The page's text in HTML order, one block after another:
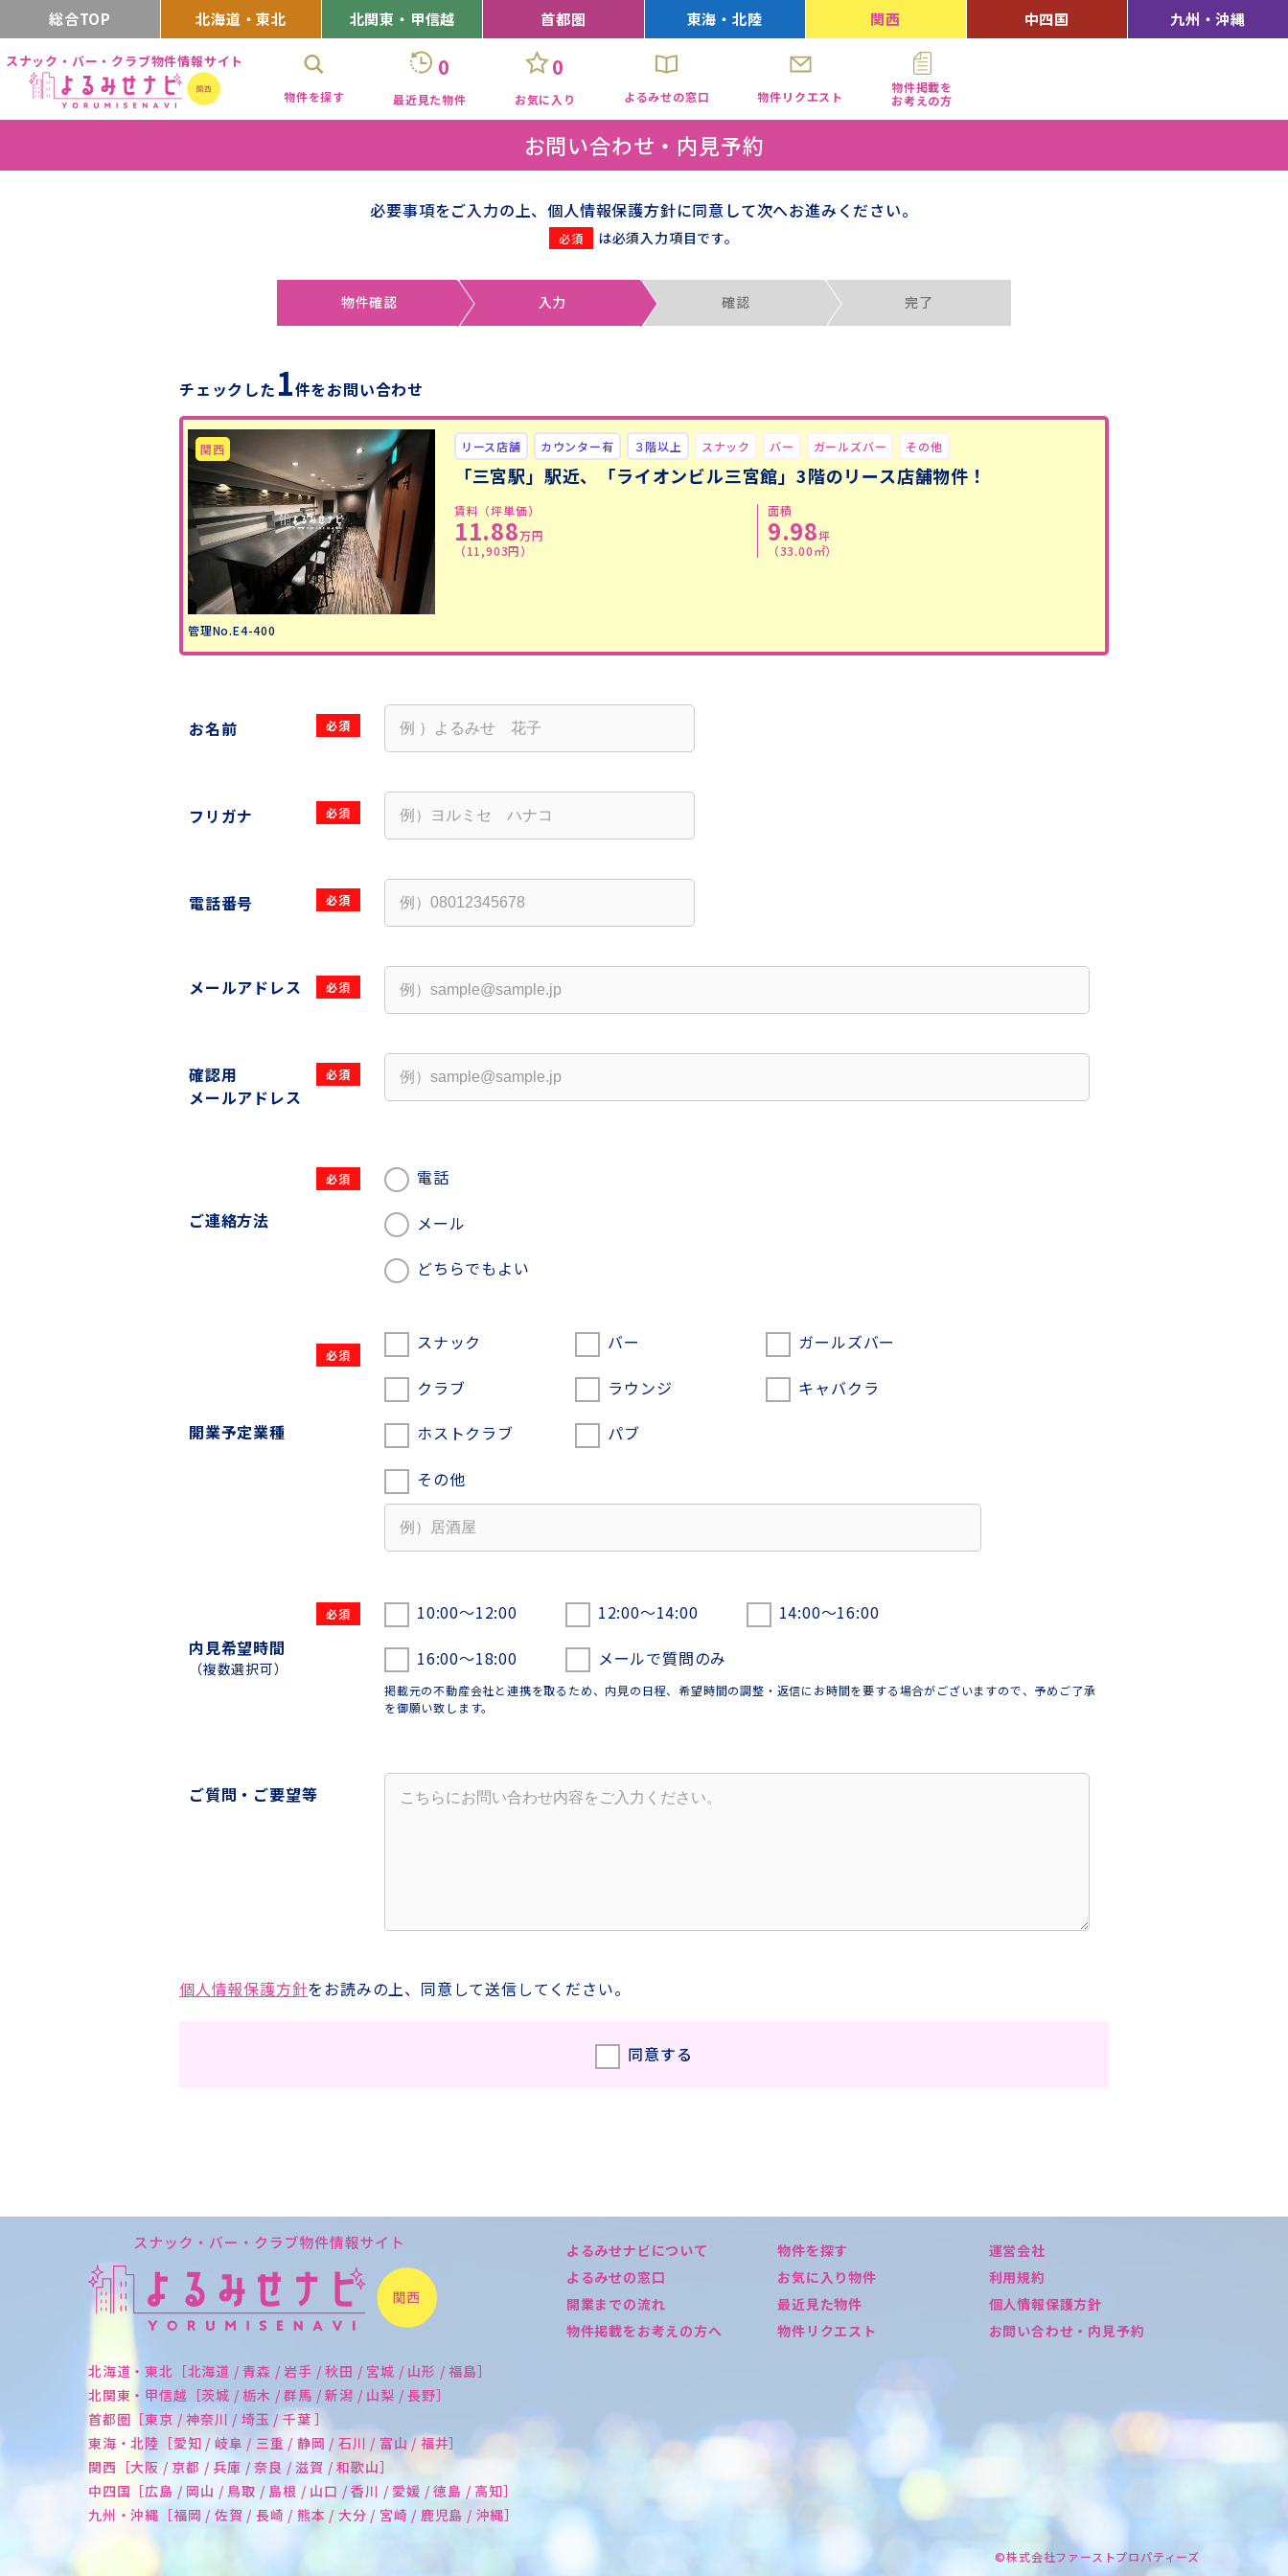
総合TOP 北海道・東北 北関東・甲信越 首都圏 東海・北陸 関西 中四国 九州・沖縄
スナック・バー・クラブ物件情報サイト
物件を探す
0
最近見た物件
0
お気に入り よるみせの窓口 物件リクエスト
物件掲載を
お考えの方
お問い合わせ・内見予約
必要事項をご入力の上、個人情報保護方針に同意して次へお進みください。
は必須入力項目です。
物件確認 入力 確認 完了
チェックした 1件をお問い合わせ
管理No.E4-400
リース店舗 カウンター有 ３階以上 スナック バー ガールズバー その他
「三宮駅」駅近、「ライオンビル三宮館」3階のリース店舗物件！
賃料（坪単価）
11.88万円
（11,903円）
面積
9.98坪
（33.00㎡）
お名前
フリガナ
電話番号
メールアドレス
確認用
メールアドレス
ご連絡方法
電話
メール
どちらでもよい
開業予定業種
スナック バー
ガールズバー
クラブ
ラウンジ
キャバクラ
ホストクラブ
パブ
その他
内見希望時間
（複数選択可）
10:00〜12:00 12:00〜14:00
14:00〜16:00
16:00〜18:00
メールで質問のみ
掲載元の不動産会社と連携を取るため、内見の日程、希望時間の調整・返信にお時間を要する場合がございますので、予めご了承
を御願い致します。
ご質問・ご要望等
個人情報保護方針をお読みの上、同意して送信してください。
同意する
北海道・東北［北海道 / 青森 / 岩手 / 秋田 / 宮城 / 山形 / 福島］
北関東・甲信越［茨城 / 栃木 / 群馬 / 新潟 / 山梨 / 長野］
首都圏［東京 / 神奈川 / 埼玉 / 千葉 ］
東海・北陸［愛知 / 岐阜 / 三重 / 静岡 / 石川 / 富山 / 福井］
関西［大阪 / 京都 / 兵庫 / 奈良 / 滋賀 / 和歌山］
中四国［広島 / 岡山 / 鳥取 / 島根 / 山口 / 香川 / 愛媛 / 徳島 / 高知］
九州・沖縄［福岡 / 佐賀 / 長崎 / 熊本 / 大分 / 宮崎 / 鹿児島 / 沖縄］
よるみせナビについて
よるみせの窓口
開業までの流れ
物件掲載をお考えの方へ
物件を探す
お気に入り物件
最近見た物件
物件リクエスト
運営会社
利用規約
個人情報保護方針
お問い合わせ・内見予約
©株式会社ファーストプロパティーズ